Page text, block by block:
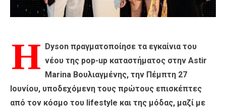
Η Dyson πραγματοποίησε τα εγκαίνια του
νέου της pop-up καταστήματος στην Astir
Marina Βουλιαγμένης, την Πέμπτη 27
Ιουνίου, υποδεχόμενη τους πρώτους επισκέπτες
από τον κόσμο του lifestyle και της μόδας, μαζί με